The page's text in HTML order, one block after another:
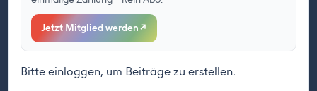
Jetzt Mitglied werden ↗
Bitte einloggen, um Beiträge zu erstellen.